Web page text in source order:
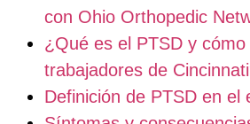
con Ohio Orthopedic
¿Qué es el PTSD y
trabajadores de
Definición de PTSD en el